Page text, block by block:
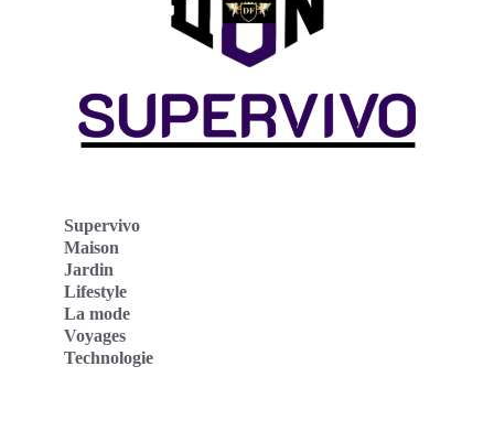
Supervivo
Maison
Jardin
Lifestyle
La mode
Voyages
Technologie